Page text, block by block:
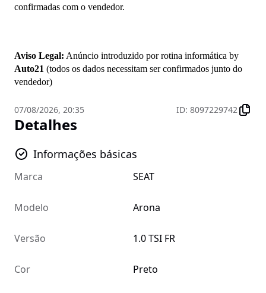
confirmadas com o vendedor.
Aviso Legal:
Auto21 (todos os dados necessitam ser confirmados junto do
vendedor)
07/08/2026, 20:35 ID: 8097229742
Detalhes
Informações básicas
Marca SEAT
Modelo Arona
Versão 1.0 TSI FR
Cor Preto